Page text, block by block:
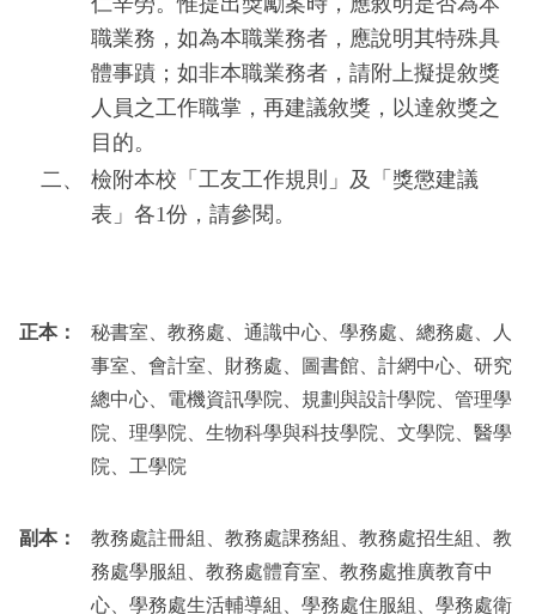
職業務，如為本職業務者，應說明其特殊具
體事蹟；如非本職業務者，請附上擬提敘獎
人員之工作職掌，再建議敘獎，以達敘獎之
目的。
二、
檢附本校「工友工作規則」及「獎懲建議
表」各1份，請參閱。
正本：
秘書室、教務處、通識中心、學務處、總務處、人
事室、會計室、財務處、圖書館、計網中心、研究
總中心、電機資訊學院、規劃與設計學院、管理學
院、理學院、生物科學與科技學院、文學院、醫學
院、工學院
副本：
教務處註冊組、教務處課務組、教務處招生組、教
務處學服組、教務處體育室、教務處推廣教育中
心、學務處生活輔導組、學務處住服組、學務處衛